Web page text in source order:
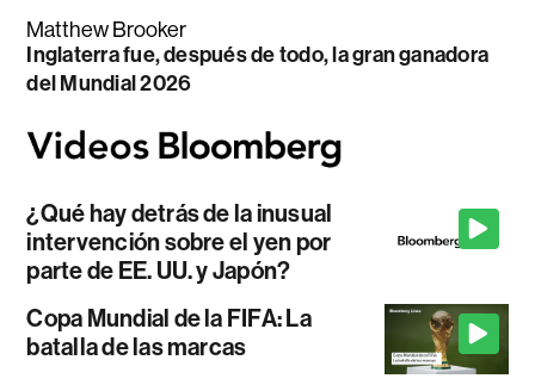
Matthew Brooker
Inglaterra fue, después de todo, la gran ganadora
del Mundial 2026
¿Qué hay detrás de la inusual
intervención sobre el yen por
parte de EE. UU. y Japón?
Copa Mundial de la FIFA: La
batalla de las marcas